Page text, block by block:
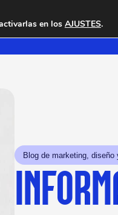
Blog de marketing, diseño
en los AJUSTES.